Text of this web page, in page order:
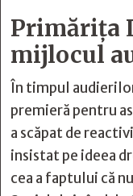
Primărița
mijlocul
În timpul
premieră pentru
a scăpat de
insistat pe ideea
cea a faptului că